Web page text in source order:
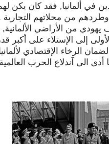
في ألمانيا, فقد كان يكن
من محلاتهم التجارية
يهودي من الأراضي
إلى الإستلاء على أكبر
الرخاء الإقتصادي
الى آندلاع الحرب العالمية